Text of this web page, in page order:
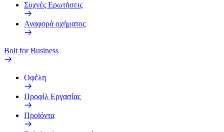
Συχνές Ερωτήσεις
Αναφορά οχήματος
Bolt for Business
Οφέλη
Προφίλ Εργασίας
Προϊόντα